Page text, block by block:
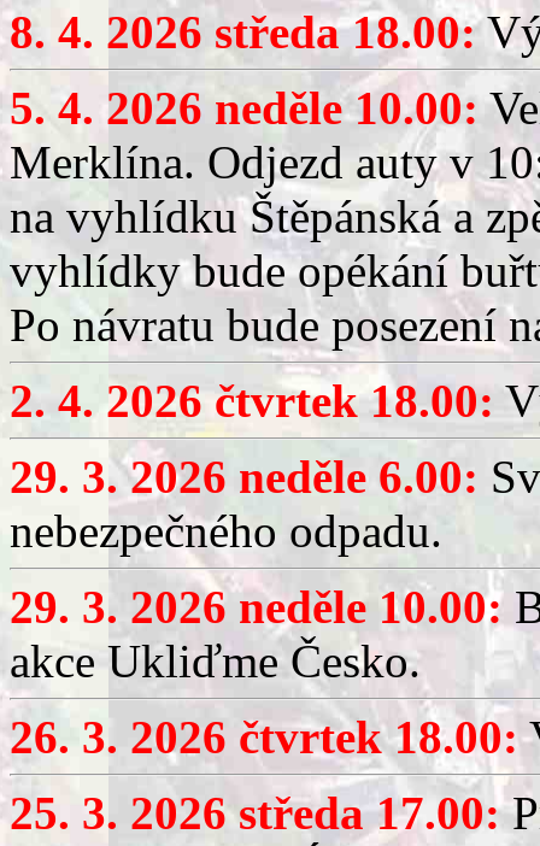
8. 4. 2026 středa 18.00:
5. 4. 2026 neděle 10.00:
Merklína. Odjezd auty v
na vyhlídku Štěpánská a
vyhlídky bude opékání
Po návratu bude posezení
2. 4. 2026 čtvrtek 18.00:
29. 3. 2026 neděle 6.00:
nebezpečného odpadu.
29. 3. 2026 neděle 10.00:
akce Ukliďme Česko.
26. 3. 2026 čtvrtek 18.00:
25. 3. 2026 středa 17.00: